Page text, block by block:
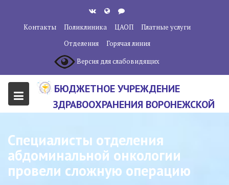
содержанию
Контакты Поликлиника ЦАОП
Платные услуги
Отделения
Горячая линия
Версия для слабовидящих
БЮДЖЕТНОЕ УЧРЕЖДЕНИЕ
ЗДРАВООХРАНЕНИЯ ВОРОНЕЖСКОЙ
ОБЛАСТНОЙ НАУЧНО-
КЛИНИЧЕСКИЙ ОНКОЛОГИЧЕСКИЙ
ЦЕНТР"
Специалисты отделения
абдоминальной онкологии
провели сложную операцию